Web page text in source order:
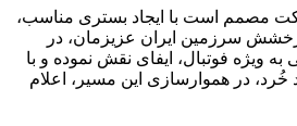
مصمم است با ایجاد بستری مناسب،
سرزمین ایران عزیزمان، در
ویژه فوتبال، ایفای نقش نموده و با
در هموارسازی این مسیر، اعلام